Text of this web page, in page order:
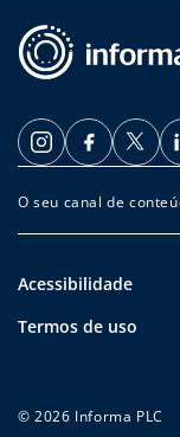
O seu canal de
Acessibilidade
Termos de uso
© 2026 Informa PLC